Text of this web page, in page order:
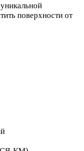
поверхности от